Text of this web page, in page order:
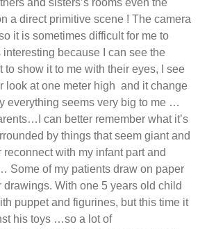
and sisters’s rooms even the
a direct primitive scene ! The camera
it is sometimes difficult for me to
because I can see the
to show it to me with their eyes, I see
look at one meter high and it change
everything seems very big to me …
can better remember what it’s
by things that seem giant and
reconnect with my infant part and
Some of my patients draw on paper
drawings. With one 5 years old child
puppet and figurines, but this time it
his toys …so a lot of